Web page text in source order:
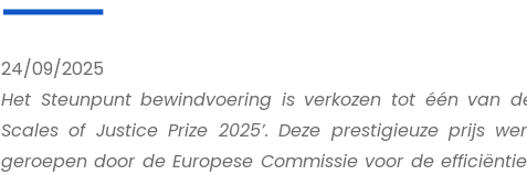
24/09/2025
Het Steunpunt bewindvoering is verkozen tot één van
Scales of Justice Prize 2025’. Deze prestigieuze prijs
geroepen door de Europese Commissie voor de